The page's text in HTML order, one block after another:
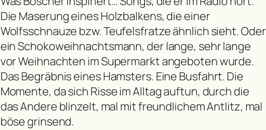
Die Maserung eines Holzbalkens, die einer
Wolfsschnauze bzw. Teufelsfratze ähnlich sieht. Oder
ein Schokoweihnachtsmann, der lange, sehr lange
vor Weihnachten im Supermarkt angeboten wurde.
Das Begräbnis eines Hamsters. Eine Busfahrt. Die
Momente, da sich Risse im Alltag auftun, durch die
das Andere blinzelt, mal mit freundlichem Antlitz, mal
böse grinsend.